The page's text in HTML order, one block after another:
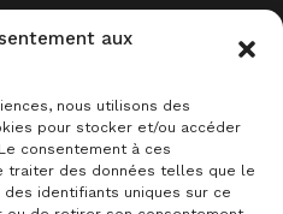
aux
nous utilisons des
pour stocker et/ou accéder
consentement à ces
traiter des données telles que le
identifiants uniques sur ce
sur …